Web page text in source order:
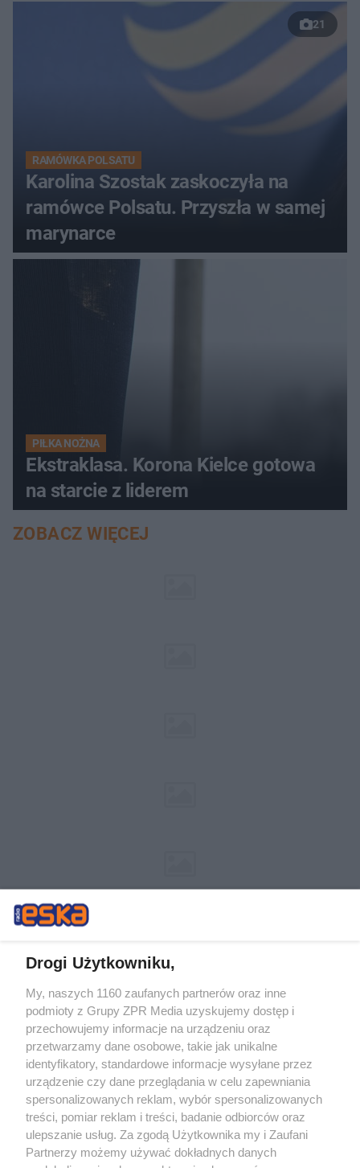
21
RAMÓWKA POLSATU
Karolina Szostak zaskoczyła na
ramówce Polsatu. Przyszła w samej
marynarce
PIŁKA NOŻNA
Ekstraklasa. Korona Kielce gotowa
na starcie z liderem
ZOBACZ WIĘCEJ
Żaden utwór zamieszczony w serwisie nie może być powielany i
rozpowszechniany lub dalej rozpowszechniany w jakikolwiek sposób (w
tym także elektroniczny lub mechaniczny) na jakimkolwiek polu
eksploatacji w jakiejkolwiek formie, włącznie z umieszczaniem w
Internecie bez pisemnej zgody właściciela praw. Jakiekolwiek użycie lub
wykorzystanie utworów w całości lub w części z naruszeniem prawa,
tzn. bez właściwej zgody, jest zabronione pod groźbą kary i może być
ścigane prawnie.
Drogi Użytkowniku,
My, naszych 1160 zaufanych partnerów oraz inne
podmioty z Grupy ZPR Media uzyskujemy dostęp i
przechowujemy informacje na urządzeniu oraz
przetwarzamy dane osobowe, takie jak unikalne
identyfikatory, standardowe informacje wysyłane przez
urządzenie czy dane przeglądania w celu zapewniania
spersonalizowanych reklam, wybór spersonalizowanych
treści, pomiar reklam i treści, badanie odbiorców oraz
ulepszanie usług. Za zgodą Użytkownika my i Zaufani
Partnerzy możemy używać dokładnych danych